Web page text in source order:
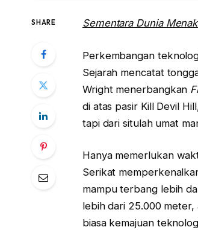
SHARE Sementara Dunia
Perkembangan
Sejarah mencatat
Wright menerbangkan
di atas pasir Kill Devil
tapi dari situlah umat
Hanya memerlukan
Serikat
mampu terbang lebih
lebih dari 25.000
biasa kemajuan